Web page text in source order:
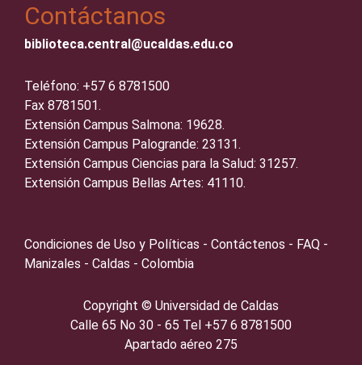
Contáctanos
biblioteca.central@ucaldas.edu.co
Teléfono: +57 6 8781500
Fax 8781501.
Extensión Campus Salmona: 19628.
Extensión Campus Palogrande: 23131.
Extensión Campus Ciencias para la Salud: 31257.
Extensión Campus Bellas Artes: 41110.
Condiciones de Uso y Políticas - Contáctenos - FAQ -
Manizales - Caldas - Colombia
Copyright ©️ Universidad de Caldas
Calle 65 No 30 - 65 Tel +57 6 8781500
Apartado aéreo 275